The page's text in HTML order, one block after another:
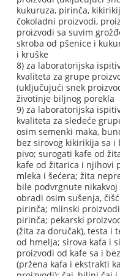
kukuruza, pirinča,
čokoladni proizvodi,
proizvodi sa suvim
skroba od pšenice i
i kruške
8) za laboratorijska
kvaliteta za grupe
(uključujući snek
životinje biljnog porekla
9) za laboratorijska
kvaliteta za sledeće
osim semenki maka,
bez sirovog kikirikija sa
pivo; surogati kafe od
kafe od žitarica i njihovi
mleka i šećera; žita
bile podvrgnute
obradi osim sušenja,
pirinča; mlinski
pirinča; pekarski
(žita za doručak), testa i
od hmelja; sirova kafa i
proizvodi od kafe sa i
(pržena kafa i ekstrakti